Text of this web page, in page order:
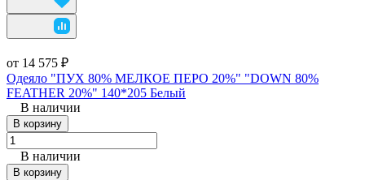
от 14 575 ₽
Одеяло "ПУХ 80% МЕЛКОЕ ПЕРО 20%" "DOWN 80%
FEATHER 20%" 140*205 Белый
В наличии
В корзину
В наличии
В корзину